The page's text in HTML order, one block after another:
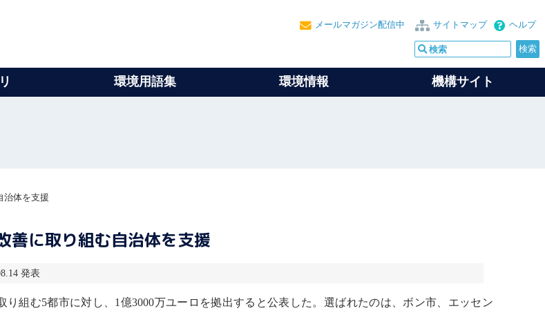
ヘルプ
サイトマップ
メールマガジン配信中
環境用語集 環境情報 機構サイト
治体を支援
に取り組む自治体を支援
発表
り組む5都市に対し、1億3000万ユーロを拠出すると公表した。選ばれたのは、ボン市、エッセン